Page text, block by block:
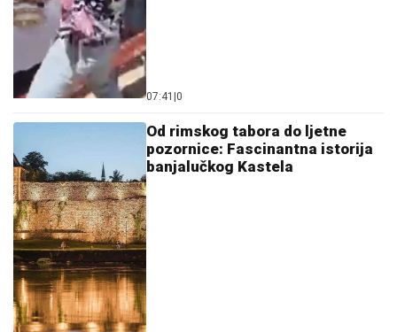
07:41 0
Od rimskog tabora do ljetne
pozornice: Fascinantna istorija
banjalučkog Kastela